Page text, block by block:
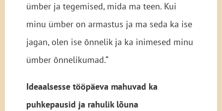
ümber ja tegemised, mida ma teen. Kui
minu ümber on armastus ja ma seda ka ise
jagan, olen ise õnnelik ja ka inimesed minu
ümber õnnelikumad.“
Ideaalsesse tööpäeva mahuvad ka
puhkepausid ja rahulik lõuna